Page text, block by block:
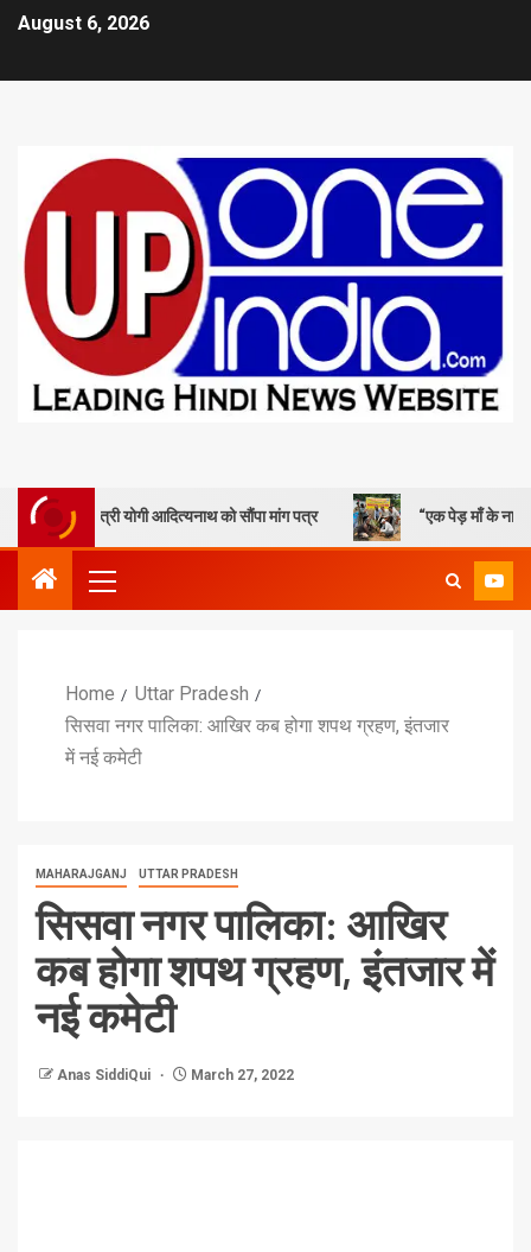
August 6, 2026
योगी आदित्यनाथ को सौंपा मांग पत्र “एक पेड़ माँ के नाम” – सेण्ट
Home
Uttar Pradesh
सिसवा नगर पालिका: आखिर कब होगा शपथ ग्रहण, इंतजार
में नई कमेटी
MAHARAJGANJ UTTAR PRADESH
सिसवा नगर पालिका: आखिर
कब होगा शपथ ग्रहण, इंतजार में
नई कमेटी
Anas SiddiQui March 27, 2022